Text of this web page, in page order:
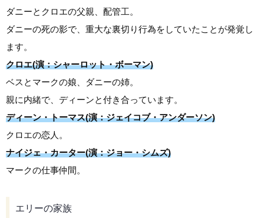
ダニーとクロエの父親、配管工。
ダニーの死の影で、重大な裏切り行為をしていたことが発覚し
ます。
クロエ(演：シャーロット・ボーマン)
ベスとマークの娘、ダニーの姉。
親に内緒で、ディーンと付き合っています。
ディーン・トーマス(演：ジェイコブ・アンダーソン)
クロエの恋人。
ナイジェ・カーター(演：ジョー・シムズ)
マークの仕事仲間。
エリーの家族